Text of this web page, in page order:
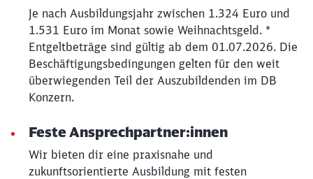
Je nach Ausbildungsjahr zwischen 1.324 Euro und
1.531 Euro im Monat sowie Weihnachtsgeld. *
Entgeltbeträge sind gültig ab dem 01.07.2026. Die
Beschäftigungsbedingungen gelten für den weit
überwiegenden Teil der Auszubildenden im DB
Konzern.
Feste Ansprechpartner:innen
Wir bieten dir eine praxisnahe und
zukunftsorientierte Ausbildung mit festen